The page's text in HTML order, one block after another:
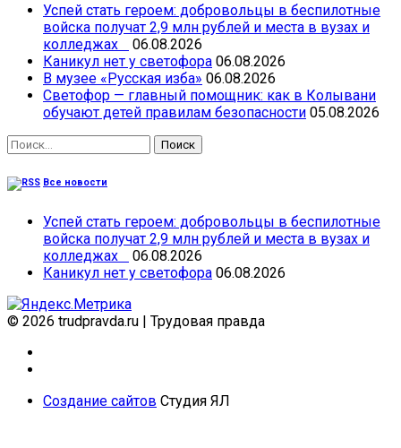
Успей стать героем: добровольцы в беспилотные
войска получат 2,9 млн рублей и места в вузах и
колледжах
06.08.2026
Каникул нет у светофора 06.08.2026
В музее «Русская изба» 06.08.2026
Светофор — главный помощник: как в Колывани
обучают детей правилам безопасности 05.08.2026
Найти:
Все новости
Успей стать героем: добровольцы в беспилотные
войска получат 2,9 млн рублей и места в вузах и
колледжах
06.08.2026
Каникул нет у светофора 06.08.2026
© 2026 trudpravda.ru | Трудовая правда
Создание сайтов Студия ЯЛ